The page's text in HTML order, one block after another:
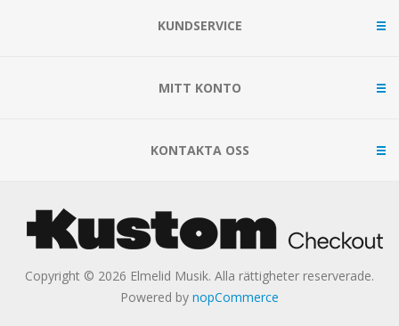
KUNDSERVICE
MITT KONTO
KONTAKTA OSS
Copyright © 2026 Elmelid Musik. Alla rättigheter reserverade.
Powered by nopCommerce